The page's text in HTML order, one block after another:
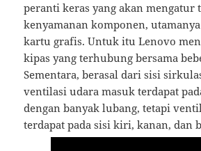
peranti keras yang akan mengatur
kenyamanan komponen,
kartu grafis. Untuk itu Lenovo
kipas yang terhubung bersama
Sementara, berasal dari sisi
ventilasi udara masuk terdapat
dengan banyak lubang, tetapi
terdapat pada sisi kiri, kanan, dan